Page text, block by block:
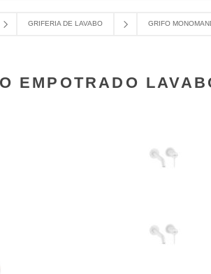
GRIFERIA DE LAVABO GRIFO
EMPOTRADO